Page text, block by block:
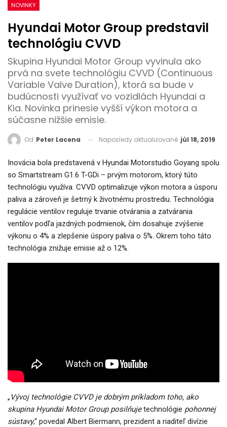
NOVINKY
Hyundai Motor Group predstavil
technológiu CVVD
Skupina Hyundai Motor Group vyvinula ako
prvá na svete technológiu CVVD (Continuous
Variable Valve Duration), ktorá sa bude v
budúcnosti využívať vo vozidlách Hyundai a
Kia. Novinka prinesie vyšší výkon motora a
súčasne nižšie emisie.
Od Peter Lacena Naposledy aktualizované júl 18, 2019
Inovácia bola predstavená v Hyundai Motorstudio Goyang spolu
so Smartstream G1.6 T-GDi – prvým motorom, ktorý túto
technológiu využíva. CVVD optimalizuje výkon motora a úsporu
paliva a zároveň je šetrný k životnému prostrediu. Technológia
regulácie ventilov reguluje trvanie otvárania a zatvárania
ventilov podľa jazdných podmienok, čím dosahuje zvýšenie
výkonu o 4% a zlepšenie úspory paliva o 5%. Okrem toho táto
technológia znižuje emisie až o 12%.
„ Vývoj technológie CVVD je dobrým príkladom toho, ako
skupina Hyundai Motor Group posilňujetechnológie pohonnej
sústavy,“ povedal Albert Biermann, prezident a riaditeľ divízie